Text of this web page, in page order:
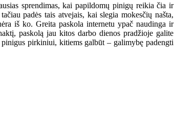
sprendimas, kai papildomų pinigų reikia čia ir
padės tais atvejais, kai slegia mokesčių našta,
iš ko. Greita paskola internetu ypač naudinga ir
paskolą jau kitos darbo dienos pradžioje galite
pirkiniui, kitiems galbūt – galimybę padengti